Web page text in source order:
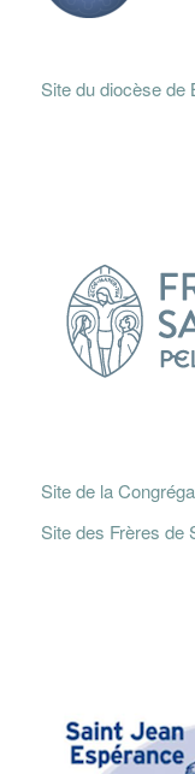
Site du diocèse de
Site de la
Site des Frères de